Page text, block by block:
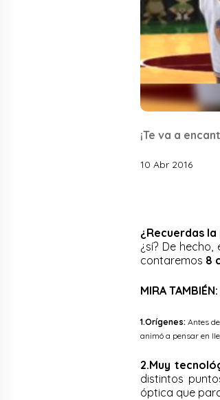
¡Te va a
10 Abr 2016
¿Recuerdas
¿sí? De
contaremos 8
MIRA TAMBIÉN:
1.Orígenes: Antes
animó a pensar en
2.Muy
distintos
óptica que